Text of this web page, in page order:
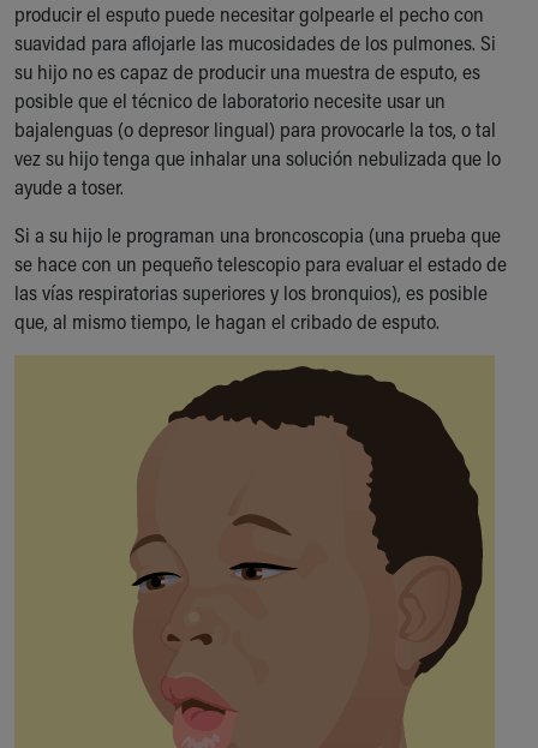
More childhood, please.™
Cincinnati Children's
Your Visit
MyChart Telehealth Visits
Directions
Doggie Brigade
During Your Visit
Rest Accommodations
Visiting
Gift Shop
Department of Public Safety
Health Info
Healthy Info, Healthy Kids
Inside Children's Blog
KidsHealth Topics
Educational Resources
Injury Prevention
Medical Records
Symptom Checker
Skip to main content
producir el esputo puede necesitar golpearle el pecho con
suavidad para aflojarle las mucosidades de los pulmones. Si
su hijo no es capaz de producir una muestra de esputo, es
posible que el técnico de laboratorio necesite usar un
bajalenguas (o depresor lingual) para provocarle la tos, o tal
vez su hijo tenga que inhalar una solución nebulizada que lo
ayude a toser.
Si a su hijo le programan una broncoscopia (una prueba que
se hace con un pequeño telescopio para evaluar el estado de
las vías respiratorias superiores y los bronquios), es posible
que, al mismo tiempo, le hagan el cribado de esputo.